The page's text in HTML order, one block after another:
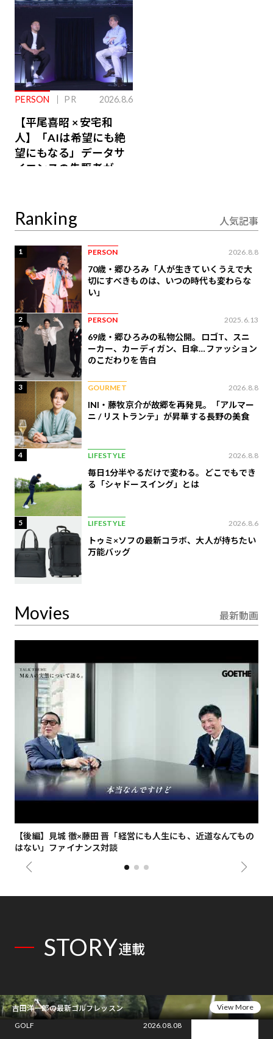
PERSON PR 2026.8.6
【平尾喜昭 × 安宅和
人】「AIは希望にも絶
望にもなる」データサ
イエンスの先駆者が語
Ranking 人気記事
1 PERSON 2026.8.8
70歳・郷ひろみ「人が生きていくうえで大
切にすべきものは、いつの時代も変わらな
い」
2 PERSON 2025.6.13
69歳・郷ひろみの私物公開。ロゴT、スニ
ーカー、カーディガン、日傘…ファッション
のこだわりを告白
3 GOURMET 2026.8.8
INI・藤牧京介が故郷を再発見。「アルマー
ニ / リストランテ」が昇華する長野の美食
4 LIFESTYLE 2026.8.8
毎日1分半やるだけで変わる。どこでもでき
る「シャドースイング」とは
5 LIFESTYLE 2026.8.6
トゥミ×ソフの最新コラボ、大人が持ちたい
万能バッグ
Movies 最新動画
【後編】見城 徹×藤田 晋「経営にも人生にも、近道なんてもの
はない」ファイナンス対談
STORY連載
吉田洋一郎の最新ゴルフレッスン
View More
GOLF
2026.08.08